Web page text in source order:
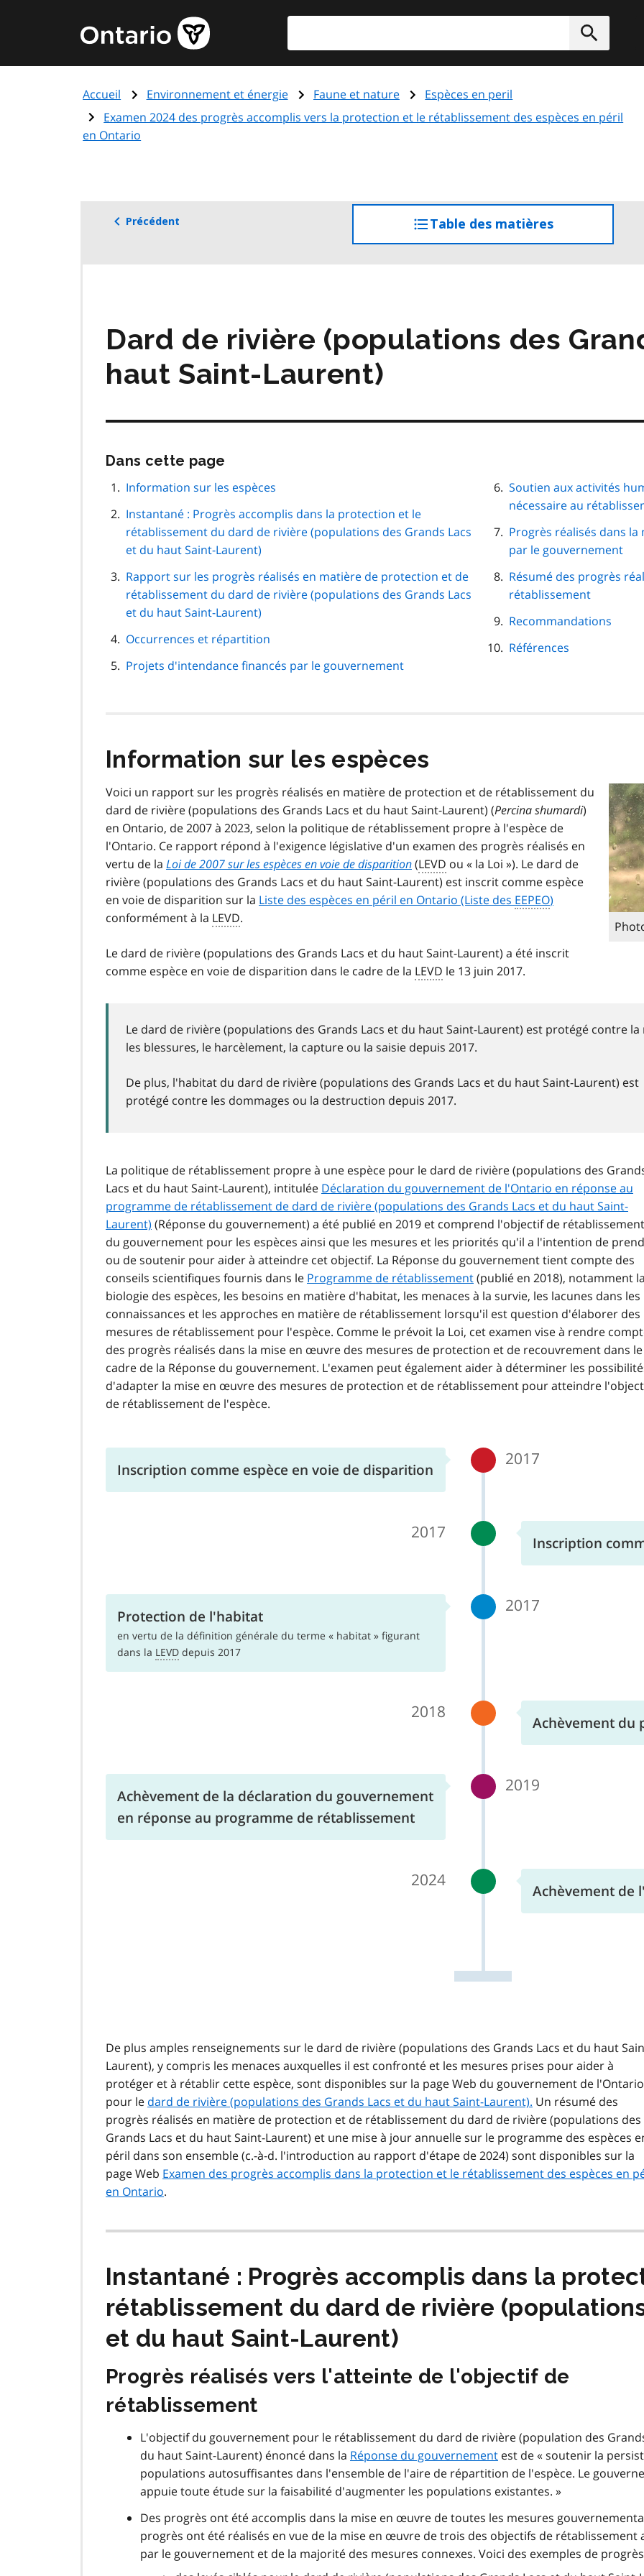
principal
Page
d'accueil
de
l'Ontario
Accueil Environnement et énergie Faune et nature
Espèces en peril
Examen 2024 des progrès accomplis vers la protection et le rétablissement des espèces en péril
en Ontario
Précédent Table des matièresaccéder
à
Dard de rivière (populations des
haut Saint-Laurent)
Dans cette page
navigation
de
page
Information sur les espèces
Instantané : Progrès accomplis dans la protection et le
rétablissement du dard de rivière (populations des Grands Lacs
et du haut Saint-Laurent)
Rapport sur les progrès réalisés en matière de protection et de
rétablissement du dard de rivière (populations des Grands Lacs
et du haut Saint-Laurent)
Occurrences et répartition
Projets d'intendance financés par le gouvernement
Soutien aux activités
nécessaire au
Progrès réalisés dans
par le gouvernement
Résumé des progrès
rétablissement
Recommandations
Références
Information sur les espèces
Voici un rapport sur les progrès réalisés en matière de protection et de rétablissement du
dard de rivière (populations des Grands Lacs et du haut Saint-Laurent) (Percina shumardi)
en Ontario, de 2007 à 2023, selon la politique de rétablissement propre à l'espèce de
l'Ontario. Ce rapport répond à l'exigence législative d'un examen des progrès réalisés en
vertu de la Loi de 2007 sur les espèces en voie de disparition(LEVD ou « la Loi »). Le dard de
rivière (populations des Grands Lacs et du haut Saint-Laurent) est inscrit comme espèce
en voie de disparition sur la Liste des espèces en péril en Ontario (Liste des EEPEO)
conformément à la LEVD.
Le dard de rivière (populations des Grands Lacs et du haut Saint-Laurent) a été inscrit
comme espèce en voie de disparition dans le cadre de la LEVD le 13 juin 2017.
Le dard de rivière (populations des Grands Lacs et du haut Saint-Laurent) est protégé contre
les blessures, le harcèlement, la capture ou la saisie depuis 2017.
De plus, l'habitat du dard de rivière (populations des Grands Lacs et du haut Saint-Laurent) est
protégé contre les dommages ou la destruction depuis 2017.
La politique de rétablissement propre à une espèce pour le dard de rivière (populations des
Lacs et du haut Saint-Laurent), intitulée Déclaration du gouvernement de l'Ontario en réponse au
programme de rétablissement de dard de rivière (populations des Grands Lacs et du haut Saint-
Laurent) (Réponse du gouvernement) a été publié en 2019 et comprend l'objectif de rétablissement
du gouvernement pour les espèces ainsi que les mesures et les priorités qu'il a l'intention de
ou de soutenir pour aider à atteindre cet objectif. La Réponse du gouvernement tient compte des
conseils scientifiques fournis dans le Programme de rétablissement(publié en 2018), notamment la
biologie des espèces, les besoins en matière d'habitat, les menaces à la survie, les lacunes dans les
connaissances et les approches en matière de rétablissement lorsqu'il est question d'élaborer des
mesures de rétablissement pour l'espèce. Comme le prévoit la Loi, cet examen vise à rendre
des progrès réalisés dans la mise en œuvre des mesures de protection et de recouvrement dans le
cadre de la Réponse du gouvernement. L'examen peut également aider à déterminer les
d'adapter la mise en œuvre des mesures de protection et de rétablissement pour atteindre
de rétablissement de l'espèce.
2017
Inscription comme espèce en voie de disparition
2017
Inscription
2017
Protection de l'habitat
en vertu de la définition générale du terme « habitat » figurant
dans la LEVD depuis 2017
2018
Achèvement du
2019
Achèvement de la déclaration du gouvernement
en réponse au programme de rétablissement
2024
Achèvement de
De plus amples renseignements sur le dard de rivière (populations des Grands Lacs et du haut
Laurent), y compris les menaces auxquelles il est confronté et les mesures prises pour aider à
protéger et à rétablir cette espèce, sont disponibles sur la page Web du gouvernement de l'Ontario
pour le dard de rivière (populations des Grands Lacs et du haut Saint-Laurent). Un résumé des
progrès réalisés en matière de protection et de rétablissement du dard de rivière (populations des
Grands Lacs et du haut Saint-Laurent) et une mise à jour annuelle sur le programme des espèces
péril dans son ensemble (c.-à-d. l'introduction au rapport d'étape de 2024) sont disponibles sur la
page Web Examen des progrès accomplis dans la protection et le rétablissement des espèces en
en Ontario.
Instantané : Progrès accomplis dans la
rétablissement du dard de rivière
et du haut Saint-Laurent)
Progrès réalisés vers l'atteinte de l'objectif de
rétablissement
L'objectif du gouvernement pour le rétablissement du dard de rivière (population des
du haut Saint-Laurent) énoncé dans la Réponse du gouvernement est de « soutenir la
populations autosuffisantes dans l'ensemble de l'aire de répartition de l'espèce. Le
appuie toute étude sur la faisabilité d'augmenter les populations existantes. »
Des progrès ont été accomplis dans la mise en œuvre de toutes les mesures
progrès ont été réalisés en vue de la mise en œuvre de trois des objectifs de rétablissement
par le gouvernement et de la majorité des mesures connexes. Voici des exemples de